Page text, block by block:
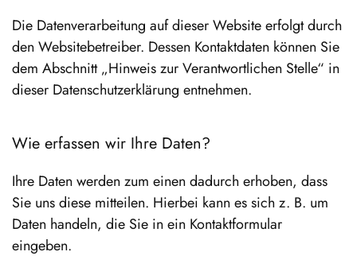
Die Datenverarbeitung auf dieser Website erfolgt durch
den Websitebetreiber. Dessen Kontaktdaten können Sie
dem Abschnitt „Hinweis zur Verantwortlichen Stelle“ in
dieser Datenschutzerklärung entnehmen.
Wie erfassen wir Ihre Daten?
Ihre Daten werden zum einen dadurch erhoben, dass
Sie uns diese mitteilen. Hierbei kann es sich z. B. um
Daten handeln, die Sie in ein Kontaktformular
eingeben.